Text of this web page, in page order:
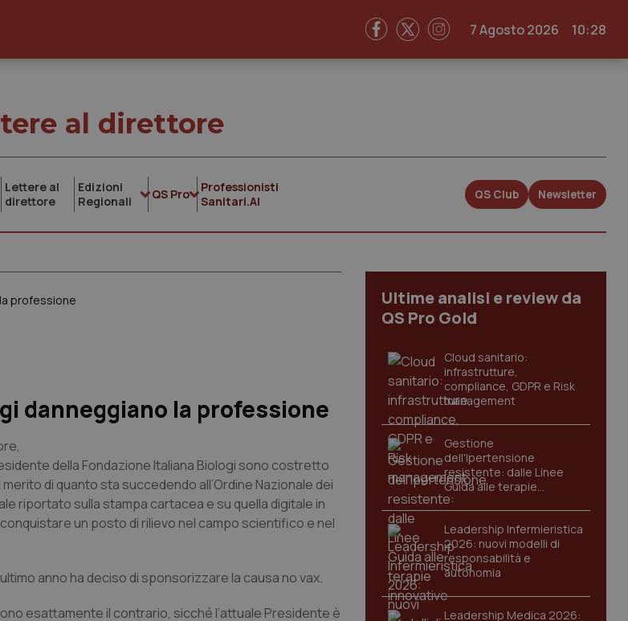
7 Agosto 2026 10:28
al direttore
Lettere al
direttore
Edizioni
Regionali
QS Pro
Professionisti
Sanitari.AI
QS Club Newsletter
professione
danneggiano la professione
,
della Fondazione Italiana Biologi sono costretto
di quanto sta succedendo all’Ordine Nazionale dei
riportato sulla stampa cartacea e su quella digitale in
un posto di rilievo nel campo scientifico e nel
anno ha deciso di sponsorizzare la causa no vax.
esattamente il contrario, sicché l’attuale Presidente è
Ultime analisi e review da
QS Pro Gold
Cloud sanitario:
infrastrutture,
compliance, GDPR e Risk
management
Gestione
dell'Ipertensione
resistente: dalle Linee
Guida alle terapie
innovative
Leadership Infermieristica
2026: nuovi modelli di
responsabilità e
autonomia
Leadership Medica 2026: